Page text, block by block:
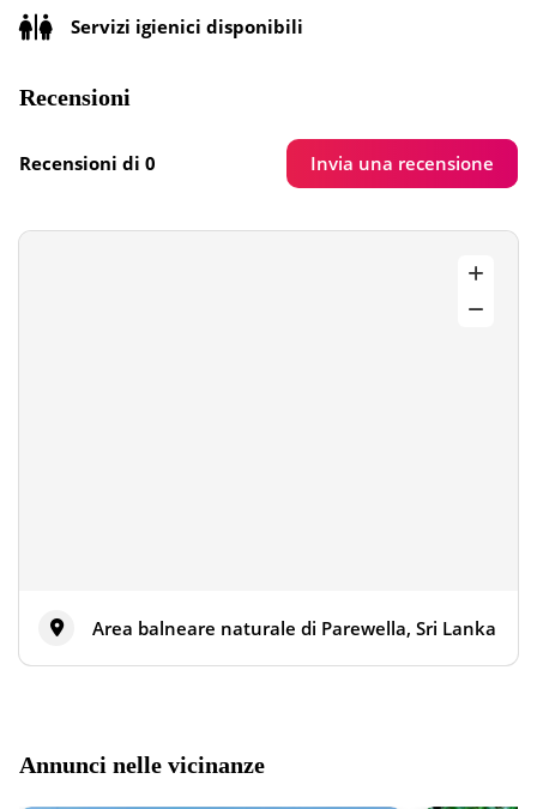
Servizi igienici disponibili
Recensioni
Recensioni di 0 Invia una recensione
Area balneare naturale di Parewella, Sri Lanka
Annunci nelle vicinanze